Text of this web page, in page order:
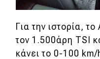
Για την ιστορία,
τον 1.500άρη TSI
κάνει το 0-100 km/